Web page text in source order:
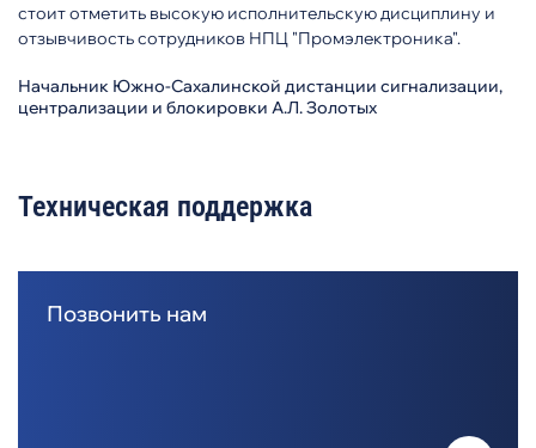
стоит отметить высокую исполнительскую дисциплину и
отзывчивость сотрудников НПЦ "Промэлектроника".
Начальник Южно-Сахалинской дистанции сигнализации,
централизации и блокировки А.Л. Золотых
Техническая поддержка
Позвонить нам